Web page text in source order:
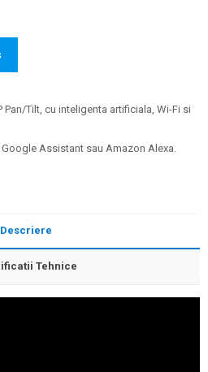
Pan/Tilt, cu inteligenta artificiala, Wi-Fi si
Assistant sau Amazon Alexa.
Descriere
Tehnice